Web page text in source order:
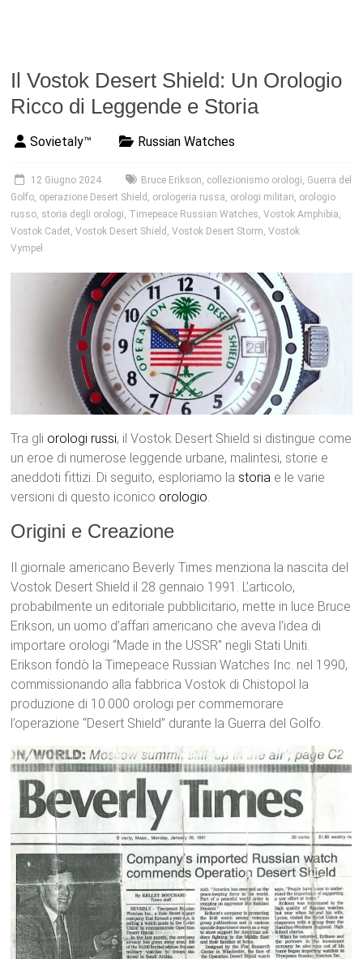
Il Vostok Desert Shield: Un Orologio
Ricco di Leggende e Storia
Sovietaly™ Russian Watches
12 Giugno 2024 Bruce Erikson, collezionismo orologi, Guerra del
Golfo, operazione Desert Shield , orologeria russa, orologi militari, orologio
russo, storia degli orologi, Timepeace Russian Watches,Vostok Amphibia,
Vostok Cadet,Vostok Desert Shield ,Vostok Desert Storm,Vostok
Vympel
Tra gli orologi russi, il Vostok Desert Shield si distingue come
un eroe di numerose leggende urbane, malintesi, storie e
aneddoti fittizi. Di seguito, esploriamo la storia e le varie
versioni di questo iconico orologio.
Origini e Creazione
Il giornale americano Beverly Times menziona la nascita del
Vostok Desert Shield il 28 gennaio 1991. L’articolo,
probabilmente un editoriale pubblicitario, mette in luce Bruce
Erikson, un uomo d’affari americano che aveva l’idea di
importare orologi “Made in the USSR” negli Stati Uniti.
Erikson fondò la Timepeace Russian Watches Inc. nel 1990,
commissionando alla fabbrica Vostok di Chistopol la
produzione di 10.000 orologi per commemorare
l’operazione “Desert Shield” durante la Guerra del Golfo.